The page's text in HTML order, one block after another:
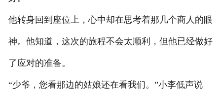
他转身回到座位上，心中却在思考着那几个商人的眼
神。他知道，这次的旅程不会太顺利，但他已经做好
了应对的准备。
“少爷，您看那边的姑娘还在看我们。”小李低声说